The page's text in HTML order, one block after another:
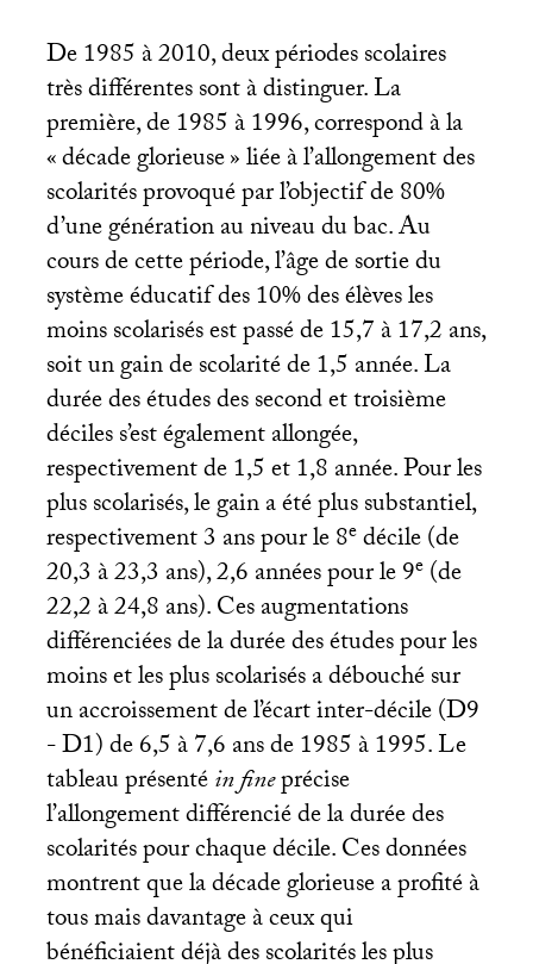
De 1985 à 2010, deux périodes scolaires
très différentes sont à distinguer. La
première, de 1985 à 1996, correspond à la
«décade glorieuse» liée à l’allongement des
scolarités provoqué par l’objectif de 80%
d’une génération au niveau du bac. Au
cours de cette période, l’âge de sortie du
système éducatif des 10% des élèves les
moins scolarisés est passé de 15,7 à 17,2 ans,
soit un gain de scolarité de 1,5 année. La
durée des études des second et troisième
déciles s’est également allongée,
respectivement de 1,5 et 1,8 année. Pour les
plus scolarisés, le gain a été plus substantiel,
respectivement 3 ans pour le 8edécile (de
20,3 à 23,3 ans), 2,6 années pour le 9e(de
22,2 à 24,8 ans). Ces augmentations
différenciées de la durée des études pour les
moins et les plus scolarisés a débouché sur
un accroissement de l’écart inter-décile (D9
- D1) de 6,5 à 7,6 ans de 1985 à 1995. Le
tableau présentéin fineprécise
l’allongement différencié de la durée des
scolarités pour chaque décile. Ces données
montrent que la décade glorieuse a profité à
tous mais davantage à ceux qui